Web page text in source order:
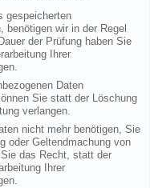
gespeicherten
benötigen wir in der Regel
der Prüfung haben Sie
Ihrer
Daten
Sie statt der Löschung
verlangen.
nicht mehr benötigen, Sie
oder Geltendmachung von
das Recht, statt der
Ihrer